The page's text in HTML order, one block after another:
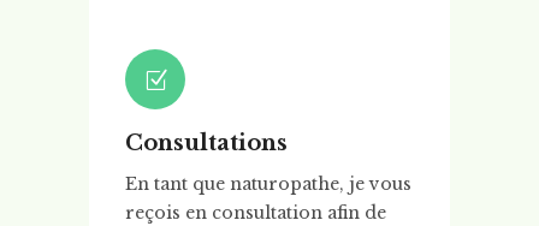
Consultations
En tant que naturopathe, je vous
reçois en consultation afin de